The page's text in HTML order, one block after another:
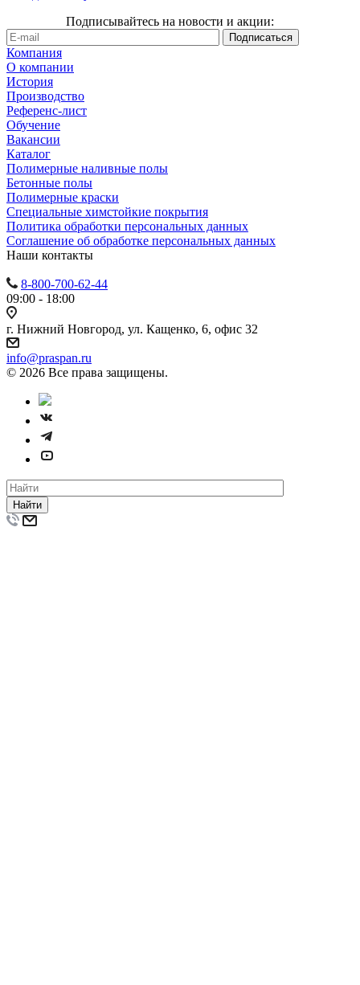
Подписывайтесь на новости и акции:
Компания
О компании
История
Производство
Референс-лист
Обучение
Вакансии
Каталог
Полимерные наливные полы
Бетонные полы
Полимерные краски
Специальные химстойкие покрытия
Политика обработки персональных данных
Cоглашение об обработке персональных данных
Наши контакты
8-800-700-62-44
09:00 - 18:00
г. Нижний Новгород, ул. Кащенко, 6, офис 32
info@praspan.ru
© 2026 Все права защищены.
Найти